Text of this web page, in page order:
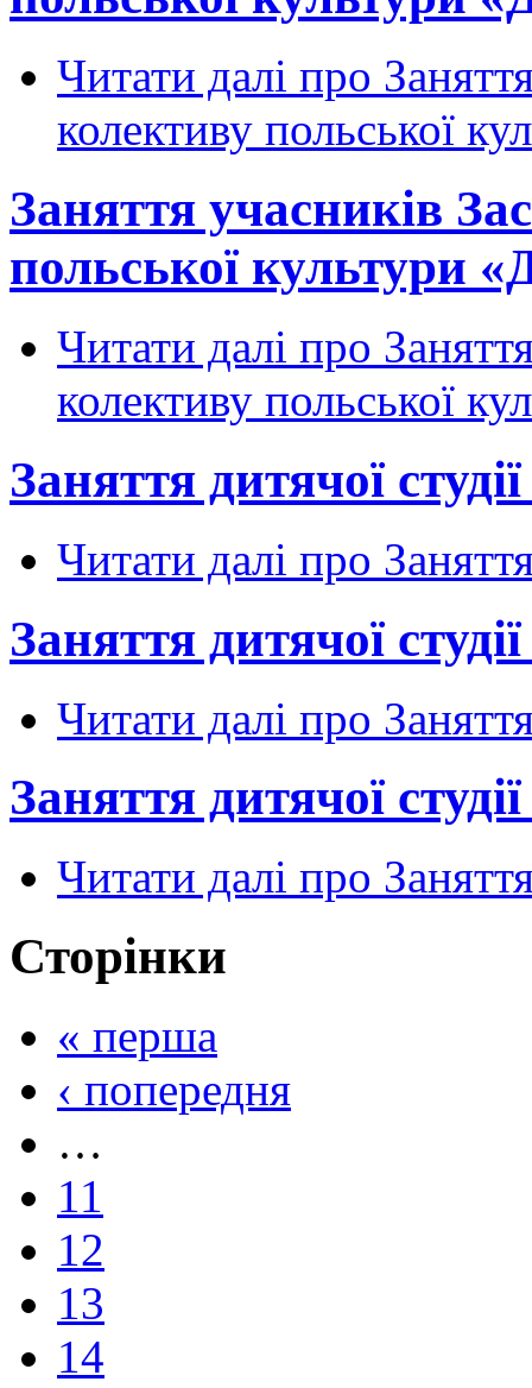
Читати далі про
колективу польської
Заняття учасників
польської культури
Читати далі про
колективу польської
Заняття дитячої
Читати далі про
Заняття дитячої
Читати далі про
Заняття дитячої
Читати далі про
Сторінки
« перша
‹ попередня
…
11
12
13
14